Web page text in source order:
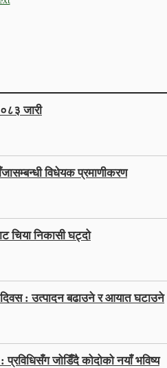
जारी
विधेयक प्रमाणीकरण
चिया निकासी घट्दो
दिवस : उत्पादन बढाउने र आयात घटाउने
जोडिँदै कोदोको नयाँ भविष्य